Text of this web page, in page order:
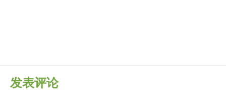
发表评论